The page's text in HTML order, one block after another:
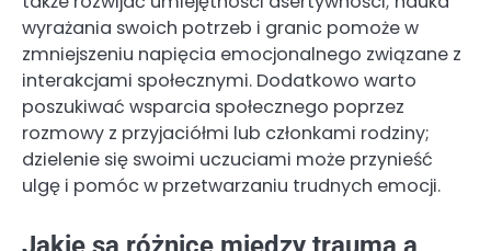
wyrażania swoich potrzeb i granic pomoże w
zmniejszeniu napięcia emocjonalnego związane z
interakcjami społecznymi. Dodatkowo warto
poszukiwać wsparcia społecznego poprzez
rozmowy z przyjaciółmi lub członkami rodziny;
dzielenie się swoimi uczuciami może przynieść
ulgę i pomóc w przetwarzaniu trudnych emocji.